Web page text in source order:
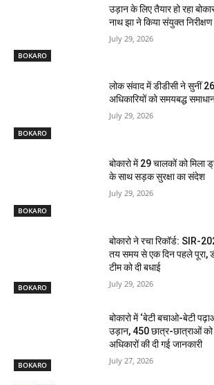
BOKARO
उड़ान के लिए तैयार हो रहा
नाथ झा ने किया संयुक्त निरीक्षण
July 29, 2026
BOKARO
लोक संवाद में डीडीसी ने सुनीं
अधिकारियों को समयबद्ध
July 29, 2026
BOKARO
बोकारो में 29 चालकों को मिला
के साथ सड़क सुरक्षा का संदेश
July 29, 2026
BOKARO
बोकारो ने रचा रिकॉर्ड: SIR-
तय समय से एक दिन पहले पूरा,
टीम को दी बधाई
July 29, 2026
BOKARO
बोकारो में ‘बेटी बचाओ-बेटी
उड़ान, 450 छात्र-छात्राओं को
अधिकारों की दी गई जानकारी
July 27, 2026